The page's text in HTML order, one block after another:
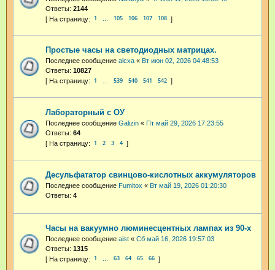
Ответы: 2144
1 105 106 107 108
Простые часы на светодиодных матрицах.
Последнее сообщение alcxa « Вт июн 02, 2026 04:48:53
Ответы: 10827
1 539 540 541 542
Лабораторный с ОУ
Последнее сообщение Galizin « Пт май 29, 2026 17:23:55
Ответы: 64
1 2 3 4
Десульфататор свинцово-кислотных аккумуляторов
Последнее сообщение Fumitox « Вт май 19, 2026 01:20:30
Ответы: 4
Часы на вакуумно люминесцентных лампах из 90-х
Последнее сообщение aist « Сб май 16, 2026 19:57:03
Ответы: 1315
1 63 64 65 66